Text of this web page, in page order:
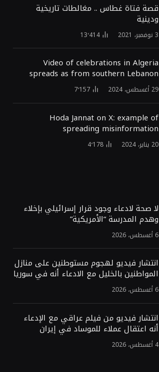
قصة فتاة غطاس .. مغالطات تاريخية
ودينية
3 نوفمبر، 2021 13٬414
Video of celebrations in Algeria
spreads as from southern Lebanon
29 أغسطس، 2024 7٬157
Hoda Jannat on X: example of
spreading misinformation
20 يناير، 2024 4٬178
لا صحة لادعاء وجود قرار إسرائيلي بإخلاء
وهدم المدرسة “الأمريكية”
6 أغسطس، 2026
انتشار فيديو لهجوم مستوطنين على منازل
المواطنين بالخليل مع الادعاء أنه في سوريا
6 أغسطس، 2026
انتشار فيديو من فيلم عراقي مع الإدعاء
أنه اعتقال عملاء للموساد في إيران
4 أغسطس، 2026